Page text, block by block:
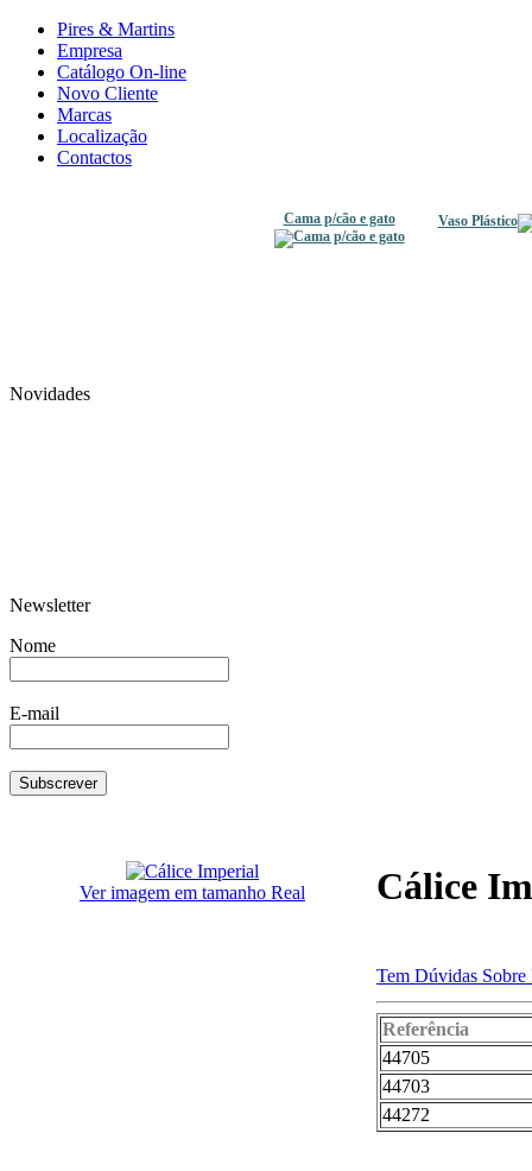
Pires & Martins
Empresa
Catálogo On-line
Novo Cliente
Marcas
Localização
Contactos
Cama p/cão e gato Vaso Plástico
Escorredor com Pés Par
Novidades
Newsletter
Nome
E-mail
Ver imagem em tamanho Real Cálice
Tem Dúvidas Sobre
Referência
44705
44703
44272